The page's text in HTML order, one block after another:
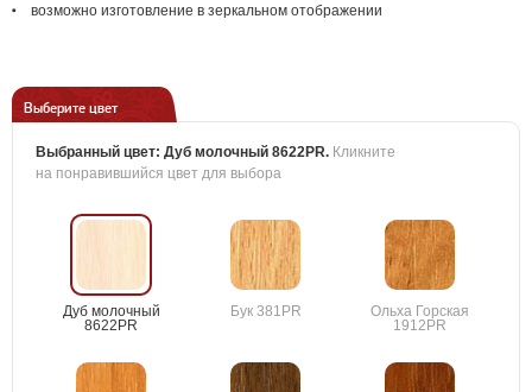
возможно изготовление в зеркальном отображении
Выберите цвет
Выбранный цвет: Дуб молочный 8622PR. Кликните
на понравившийся цвет для выбора
Дуб молочный
8622PR
Бук 381PR
Ольха Горская
1912PR